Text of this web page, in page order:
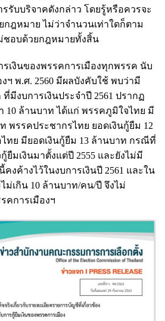
รับบริจาคดังกล่าว โดยรู้หรือควรจะ
ฎหมาย ไม่ว่าจำนวนเท่าใดก็ตาม
ชอบด้วยกฎหมายทั้งสิ้น
เงินของพรรคการเมืองทุกพรรค นับ
ฯ พ.ศ. 2560 มีผลบังคับใช้ พบว่ามี
มีงบการเงินประจำปี 2561 ปรากฏ
10 ล้านบาท ได้แก่ พรรคภูมิใจไทย มี
พรรคประชากรไทย ยอดเงินกู้ยืม 12
ทย มียอดเงินกู้ยืม 13 ล้านบาท กรณีที่
ยืมเงินมาตั้งแต่ปี 2555 และยังไม่มี
งค้างไว้ในงบการเงินปี 2561 และใน
ม่เกิน 10 ล้านบาท/คน/ปี จึงไม่
คการเมืองฯ